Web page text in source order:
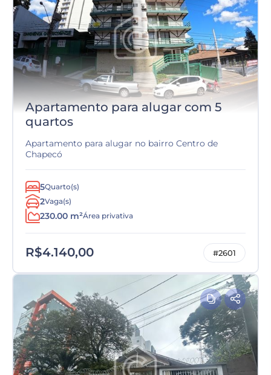
Apartamento para alugar com 5
quartos
Apartamento para alugar no bairro Centro de
Chapecó
5Quarto(s)
2Vaga(s)
230.00 m²Área privativa
R$4.140,00 #2601